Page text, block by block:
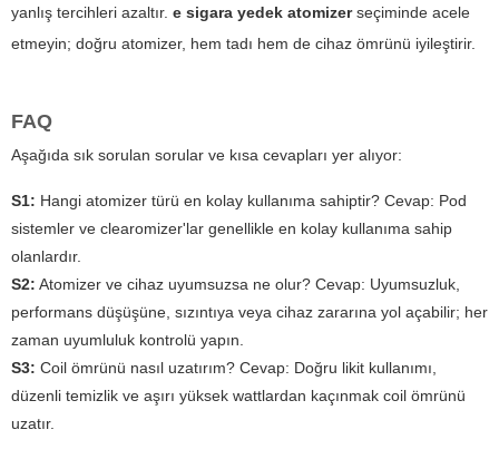
yanlış tercihleri azaltır. e sigara yedek atomizerseçiminde acele
etmeyin; doğru atomizer, hem tadı hem de cihaz ömrünü iyileştirir.
FAQ
Aşağıda sık sorulan sorular ve kısa cevapları yer alıyor:
S1: Hangi atomizer türü en kolay kullanıma sahiptir? Cevap: Pod
sistemler ve clearomizer'lar genellikle en kolay kullanıma sahip
olanlardır.
S2: Atomizer ve cihaz uyumsuzsa ne olur? Cevap: Uyumsuzluk,
performans düşüşüne, sızıntıya veya cihaz zararına yol açabilir; her
zaman uyumluluk kontrolü yapın.
S3: Coil ömrünü nasıl uzatırım? Cevap: Doğru likit kullanımı,
düzenli temizlik ve aşırı yüksek wattlardan kaçınmak coil ömrünü
uzatır.